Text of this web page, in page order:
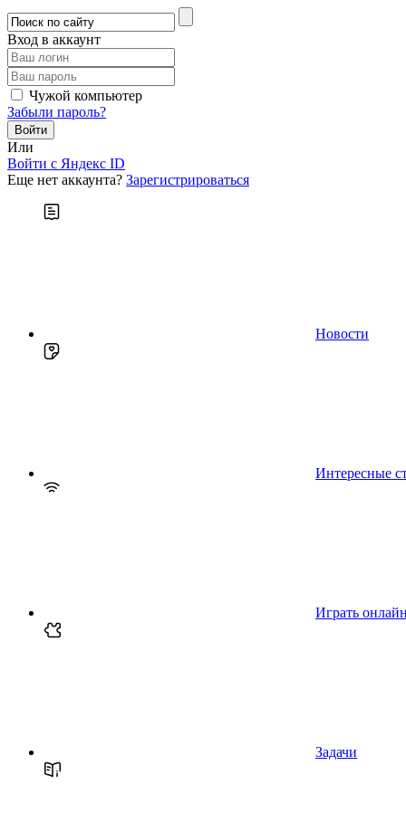
Вход в аккаунт
Чужой компьютер
Забыли пароль?
Или
Войти c Яндекс ID
Еще нет аккаунта? Зарегистрироваться
Новости
Интересные
Играть онлайн
Задачи